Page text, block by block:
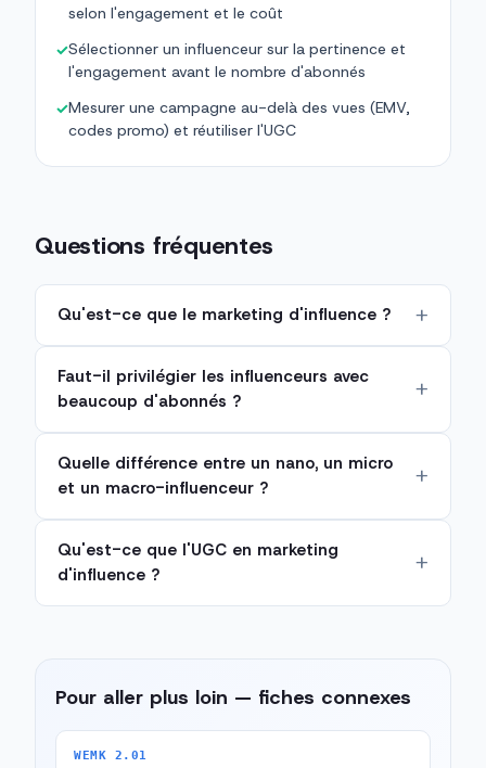
selon l'engagement et le coût
✓Sélectionner un influenceur sur la pertinence et
l'engagement avant le nombre d'abonnés
✓Mesurer une campagne au-delà des vues (EMV,
codes promo) et réutiliser l'UGC
Questions fréquentes
Qu'est-ce que le marketing d'influence ?
Faut-il privilégier les influenceurs avec
beaucoup d'abonnés ?
Quelle différence entre un nano, un micro
et un macro-influenceur ?
Qu'est-ce que l'UGC en marketing
d'influence ?
Pour aller plus loin — fiches connexes
WEMK 2.01